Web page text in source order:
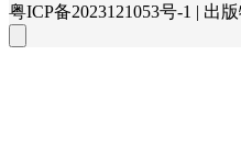
粤ICP备2023121053号-1 | 出